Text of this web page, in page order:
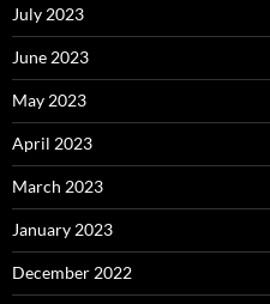
July 2023
June 2023
May 2023
April 2023
March 2023
January 2023
December 2022